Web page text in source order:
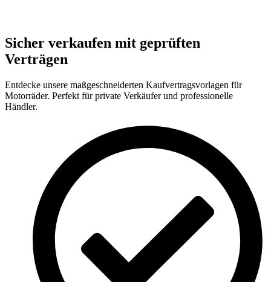
Sicher verkaufen mit geprüften
Verträgen
Entdecke unsere maßgeschneiderten Kaufvertragsvorlagen für
Motorräder. Perfekt für private Verkäufer und professionelle
Händler.